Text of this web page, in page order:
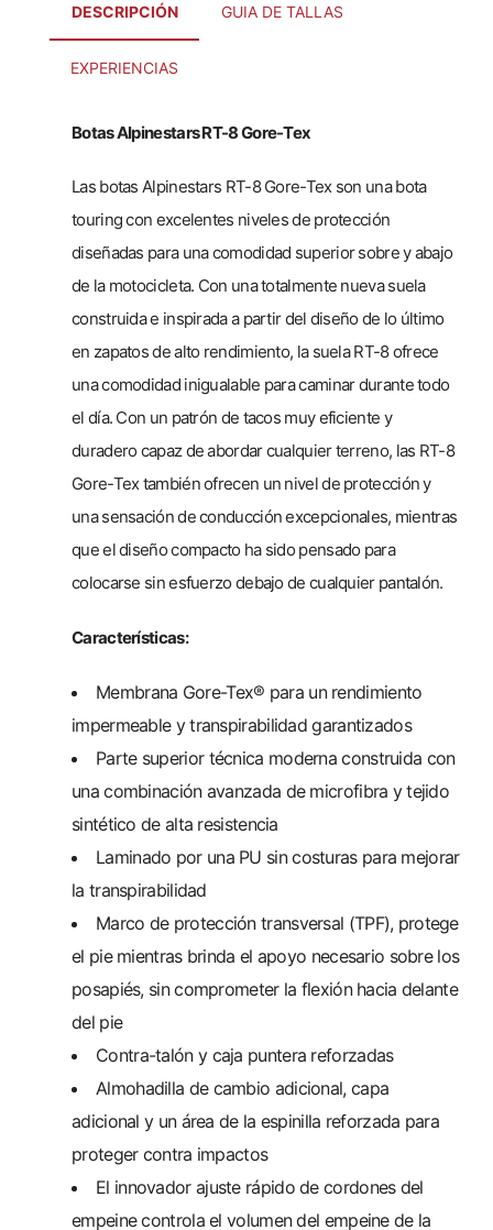
DESCRIPCIÓN GUIA DE TALLAS
EXPERIENCIAS
Botas Alpinestars RT-8 Gore-Tex
Las botas Alpinestars RT-8 Gore-Tex son una bota
touring con excelentes niveles de protección
diseñadas para una comodidad superior sobre y abajo
de la motocicleta. Con una totalmente nueva suela
construida e inspirada a partir del diseño de lo último
en zapatos de alto rendimiento, la suela RT-8 ofrece
una comodidad inigualable para caminar durante todo
el día. Con un patrón de tacos muy eficiente y
duradero capaz de abordar cualquier terreno, las RT-8
Gore-Tex también ofrecen un nivel de protección y
una sensación de conducción excepcionales, mientras
que el diseño compacto ha sido pensado para
colocarse sin esfuerzo debajo de cualquier pantalón.
Características:
Membrana Gore-Tex® para un rendimiento
impermeable y transpirabilidad garantizados
Parte superior técnica moderna construida con
una combinación avanzada de microfibra y tejido
sintético de alta resistencia
Laminado por una PU sin costuras para mejorar
la transpirabilidad
Marco de protección transversal (TPF), protege
el pie mientras brinda el apoyo necesario sobre los
posapiés, sin comprometer la flexión hacia delante
del pie
Contra-talón y caja puntera reforzadas
Almohadilla de cambio adicional, capa
adicional y un área de la espinilla reforzada para
proteger contra impactos
El innovador ajuste rápido de cordones del
empeine controla el volumen del empeine de la